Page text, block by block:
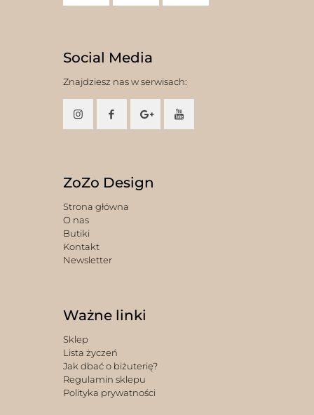
Social Media
Znajdziesz nas w serwisach:
ZoZo Design
Strona główna
O nas
Butiki
Kontakt
Newsletter
Ważne linki
Sklep
Lista życzeń
Jak dbać o biżuterię?
Regulamin sklepu
Polityka prywatności